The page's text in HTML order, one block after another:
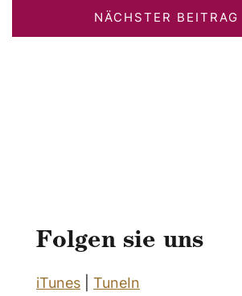
NÄCHSTER BEITRAG
Folgen sie uns
iTunes TuneIn